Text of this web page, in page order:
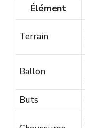
Élément
Terrain
Ballon
Buts